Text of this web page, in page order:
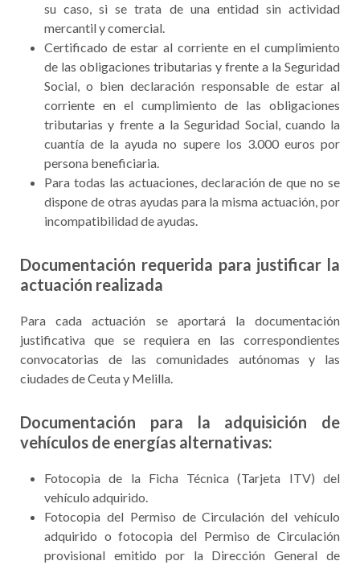
su caso, si se trata de una entidad sin actividad
mercantil y comercial.
Certificado de estar al corriente en el cumplimiento
de las obligaciones tributarias y frente a la Seguridad
Social, o bien declaración responsable de estar al
corriente en el cumplimiento de las obligaciones
tributarias y frente a la Seguridad Social, cuando la
cuantía de la ayuda no supere los 3.000 euros por
persona beneficiaria.
Para todas las actuaciones, declaración de que no se
dispone de otras ayudas para la misma actuación, por
incompatibilidad de ayudas.
Documentación requerida para justificar la
actuación realizada
Para cada actuación se aportará la documentación
justificativa que se requiera en las correspondientes
convocatorias de las comunidades autónomas y las
ciudades de Ceuta y Melilla.
Documentación para la adquisición de
vehículos de energías alternativas:
Fotocopia de la Ficha Técnica (Tarjeta ITV) del
vehículo adquirido.
Fotocopia del Permiso de Circulación del vehículo
adquirido o fotocopia del Permiso de Circulación
provisional emitido por la Dirección General de